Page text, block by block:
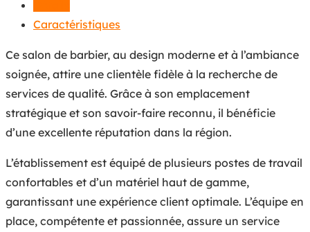
Caractéristiques
Ce salon de barbier, au design moderne et à l’ambiance
soignée, attire une clientèle fidèle à la recherche de
services de qualité. Grâce à son emplacement
stratégique et son savoir-faire reconnu, il bénéficie
d’une excellente réputation dans la région.
L’établissement est équipé de plusieurs postes de travail
confortables et d’un matériel haut de gamme,
garantissant une expérience client optimale. L’équipe en
place, compétente et passionnée, assure un service